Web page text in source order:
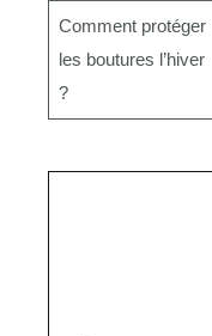
Comment protéger
les boutures l’hiver
?